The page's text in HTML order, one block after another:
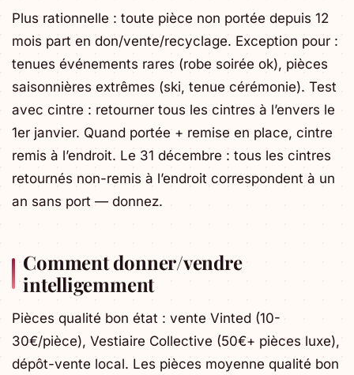
Plus rationnelle : toute pièce non portée depuis 12
mois part en don/vente/recyclage. Exception pour :
tenues événements rares (robe soirée ok), pièces
saisonnières extrêmes (ski, tenue cérémonie). Test
avec cintre : retourner tous les cintres à l’envers le
1er janvier. Quand portée + remise en place, cintre
remis à l’endroit. Le 31 décembre : tous les cintres
retournés non-remis à l’endroit correspondent à un
an sans port — donnez.
Comment donner/vendre
intelligemment
Pièces qualité bon état : vente Vinted (10-
30€/pièce), Vestiaire Collective (50€+ pièces luxe),
dépôt-vente local. Les pièces moyenne qualité bon